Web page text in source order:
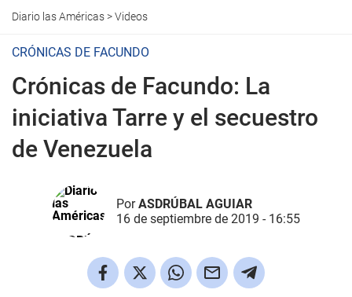
Diario las Américas>Videos
CRÓNICAS DE FACUNDO
Crónicas de Facundo: La
iniciativa Tarre y el secuestro
de Venezuela
PorASDRÚBAL AGUIAR
16 de septiembre de 2019 - 16:55